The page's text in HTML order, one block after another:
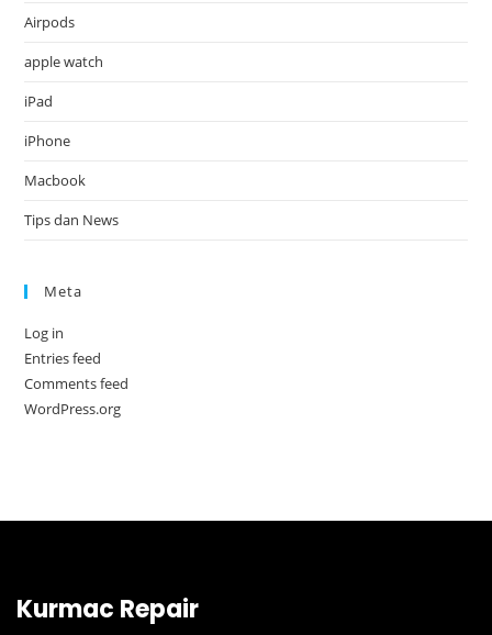
Airpods
apple watch
iPad
iPhone
Macbook
Tips dan News
Meta
Log in
Entries feed
Comments feed
WordPress.org
Kurmac Repair